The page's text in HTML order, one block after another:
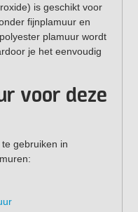
is geschikt voor
fijnplamuur en
plamuur wordt
je het eenvoudig
voor deze
gebruiken in